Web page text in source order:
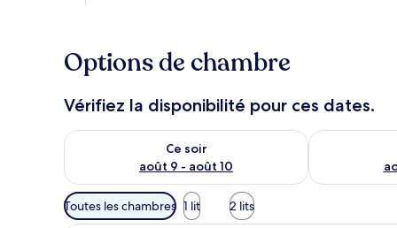
Options de chambre
Vérifiez la disponibilité pour ces dates.
Ce soir
août 9 - août 10
Vérifier la disponibilité pour ce soir août 9 - août 10
Vérifier la
Filtres
disponibles
Toutes les chambres 1 lit 2 lits